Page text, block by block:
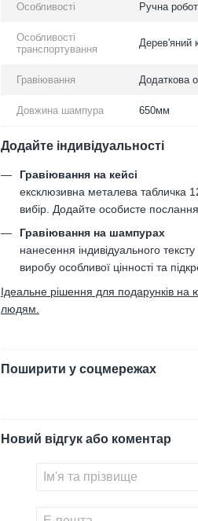
Особливості Ручна
Особливості
транспортування
Дерев'яний
Гравіювання Додаткова
Довжина шампура 650мм
Додайте індивідуальності
Гравіювання на кейсі
ексклюзивна металева табличка
вибір. Додайте особисте
Гравіювання на шампурах
нанесення індивідуального
виробу особливої цінності та
Ідеальне рішення для подарунків на
людям.
Поширити у соцмережах
Новий відгук або коментар